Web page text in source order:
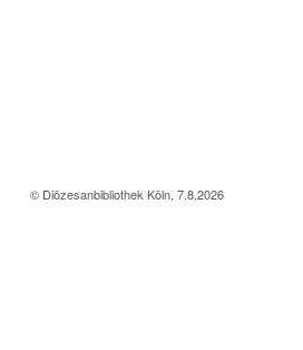
© Diözesanbibliothek Köln, 7.8.2026